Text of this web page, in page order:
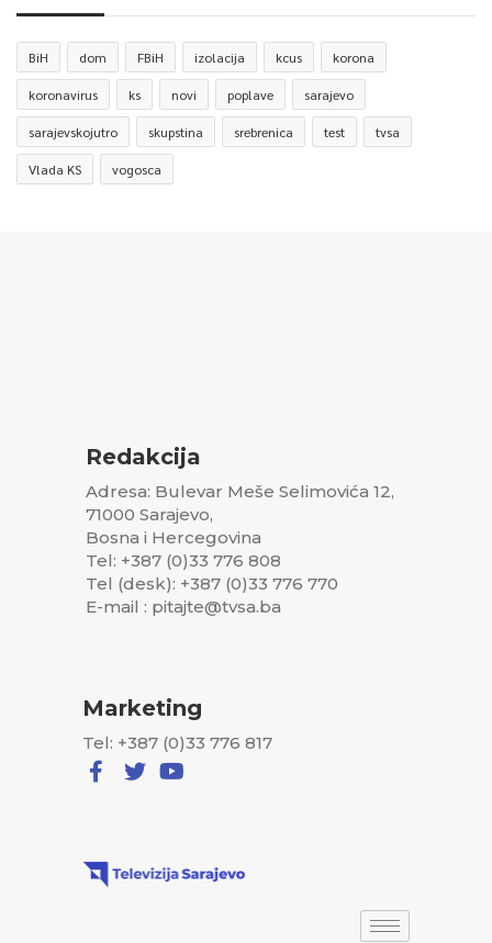
BiH dom FBiH izolacija kcus korona
koronavirus ks novi poplave sarajevo
sarajevskojutro skupstina srebrenica test tvsa
Vlada KS vogosca
Redakcija
Adresa: Bulevar Meše Selimovića 12,
71000 Sarajevo,
Bosna i Hercegovina
Tel: +387 (0)33 776 808
Tel (desk): +387 (0)33 776 770
E-mail : pitajte@tvsa.ba
Marketing
Tel: +387 (0)33 776 817